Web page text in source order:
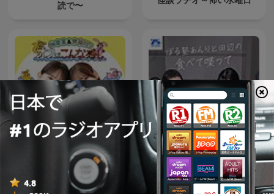
読で〜
畑芽育&齊藤なぎさ「オフは
こんな感じ」
ぼる塾あんりと田辺の食べ
て喋って